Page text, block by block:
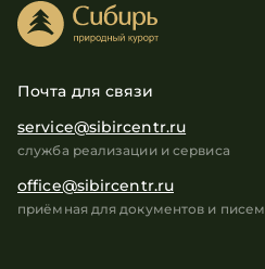
Почта для связи
service@sibircentr.ru
служба реализации и сервиса
office@sibircentr.ru
приёмная для документов и писем